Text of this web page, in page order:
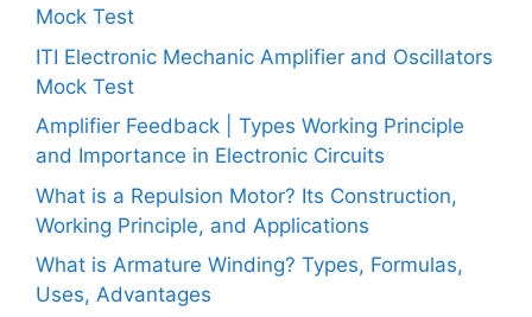
Mock Test
ITI Electronic Mechanic Amplifier and Oscillators
Mock Test
Amplifier Feedback | Types Working Principle
and Importance in Electronic Circuits
What is a Repulsion Motor? Its Construction,
Working Principle, and Applications
What is Armature Winding? Types, Formulas,
Uses, Advantages